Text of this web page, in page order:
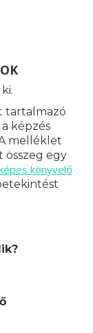
tartalmazó
képzés
melléklet
egy
könyvelő